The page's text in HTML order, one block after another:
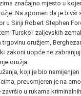
značajno mjesto u
Na spomen da je bivši
u Siriji Robert Stephen
Turske i zaljevskih
trgovinu oružjem,
zakoni uopće ne
oružja.
koji je bio
preusmjeren je na
završio u rukama kriminalnih